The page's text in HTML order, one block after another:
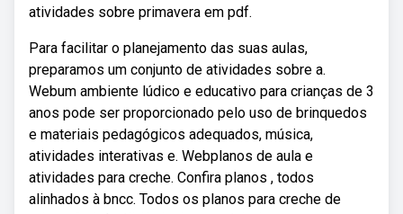
atividades sobre primavera em pdf.
Para facilitar o planejamento das suas aulas,
preparamos um conjunto de atividades sobre a.
Webum ambiente lúdico e educativo para crianças de 3
anos pode ser proporcionado pelo uso de brinquedos
e materiais pedagógicos adequados, música,
atividades interativas e. Webplanos de aula e
atividades para creche. Confira planos , todos
alinhados à bncc. Todos os planos para creche de